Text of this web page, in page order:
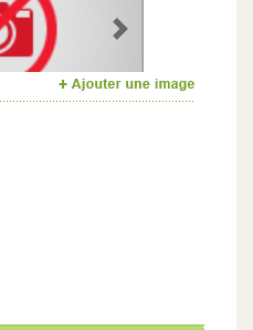
Next